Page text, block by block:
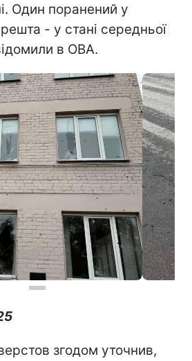
Один поранений у
- у стані середньої
в ОВА.
згодом уточнив,